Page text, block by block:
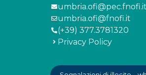
umbria.ofi@pec.fnofi.it
umbria.ofi@fnofi.it
(+39) 377.3781320
Privacy Policy